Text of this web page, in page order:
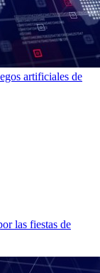
artificiales de
las fiestas de